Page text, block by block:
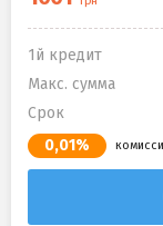
1й кредит
Макс. сумма
Срок
0,01%